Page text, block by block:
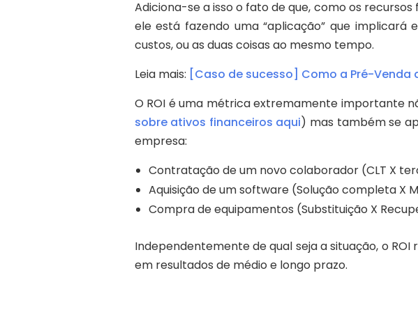
Adiciona-se a isso o fato de que, como os
ele está fazendo uma “aplicação” que
custos, ou as duas coisas ao mesmo tempo.
Leia mais: [Caso de sucesso] Como a Pré-Venda
O ROI é uma métrica extremamente importante
sobre ativos financeiros aqui) mas também se
empresa:
Contratação de um novo colaborador (CLT X
Aquisição de um software (Solução completa X
Compra de equipamentos (Substituição X
Independentemente de qual seja a situação, o
em resultados de médio e longo prazo.